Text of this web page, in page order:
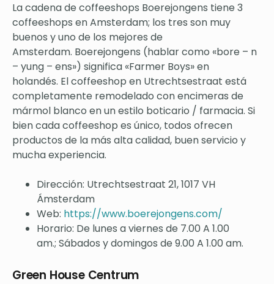
La cadena de coffeeshops Boerejongens tiene 3
coffeeshops en Amsterdam; los tres son muy
buenos y uno de los mejores de
Amsterdam. Boerejongens (hablar como «bore – n
– yung – ens») significa «Farmer Boys» en
holandés. El coffeeshop en Utrechtsestraat está
completamente remodelado con encimeras de
mármol blanco en un estilo boticario / farmacia. Si
bien cada coffeeshop es único, todos ofrecen
productos de la más alta calidad, buen servicio y
mucha experiencia.
Dirección: Utrechtsestraat 21, 1017 VH
Ámsterdam
Web: https://www.boerejongens.com/
Horario: De lunes a viernes de 7.00 A 1.00
am.; Sábados y domingos de 9.00 A 1.00 am.
Green House Centrum